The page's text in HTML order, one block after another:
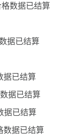
数据已结算
据已结算
据已结算
据已结算
据已结算
数据已结算